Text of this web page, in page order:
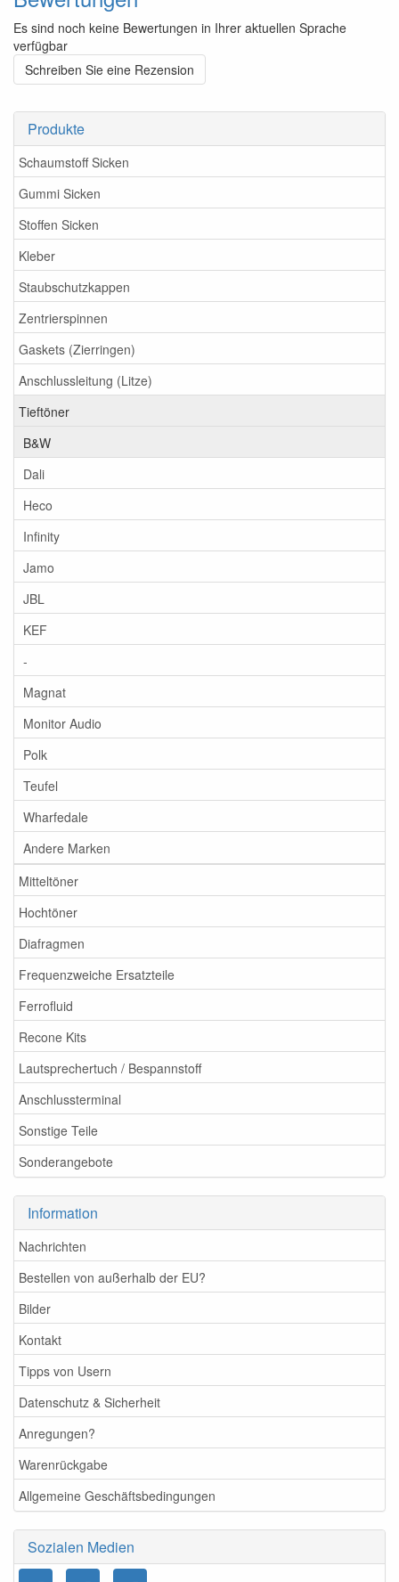
Produkte
Schaumstoff Sicken
Gummi Sicken
Stoffen Sicken
Kleber
Staubschutzkappen
Zentrierspinnen
Gaskets (Zierringen)
Anschlussleitung (Litze)
Tieftöner
B&W
Dali
Heco
Infinity
Jamo
JBL
KEF
-
Magnat
Monitor Audio
Polk
Teufel
Wharfedale
Andere Marken
Mitteltöner
Hochtöner
Diafragmen
Frequenzweiche Ersatzteile
Ferrofluid
Recone Kits
Lautsprechertuch / Bespannstoff
Anschlussterminal
Sonstige Teile
Sonderangebote
Information
Nachrichten
Bestellen von außerhalb der EU?
Bilder
Kontakt
Tipps von Usern
Datenschutz & Sicherheit
Anregungen?
Warenrückgabe
Allgemeine Geschäftsbedingungen
Sozialen Medien
Es sind noch keine Bewertungen in Ihrer aktuellen Sprache
verfügbar
Schreiben Sie eine Rezension